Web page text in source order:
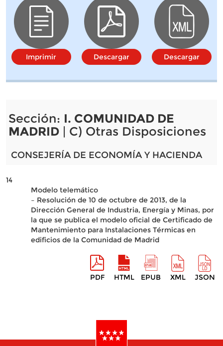
Imprimir Descargar Descargar
Sección: I. COMUNIDAD DE
MADRID| C) Otras Disposiciones
CONSEJERÍA DE ECONOMÍA Y HACIENDA
14
Modelo telemático
– Resolución de 10 de octubre de 2013, de la
Dirección General de Industria, Energía y Minas, por
la que se publica el modelo oficial de Certificado de
Mantenimiento para Instalaciones Térmicas en
edificios de la Comunidad de Madrid
PDF HTML EPUB XML JSON